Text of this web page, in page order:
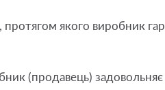
якого виробник
(продавець)